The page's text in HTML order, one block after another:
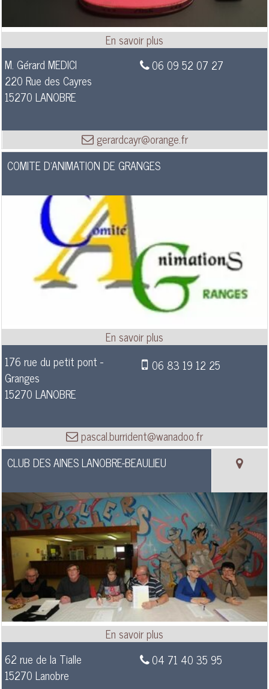
M. Gérard MEDICI
220 Rue des Cayres
15270 LANOBRE
06 09 52 07 27
gerardcayr@orange.fr
COMITE D'ANIMATION DE GRANGES
176 rue du petit pont -
Granges
15270 LANOBRE
06 83 19 12 25
pascal.burrident@wanadoo.fr
CLUB DES AINES LANOBRE-BEAULIEU
62 rue de la Tialle
15270 Lanobre
04 71 40 35 95